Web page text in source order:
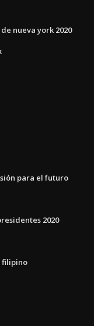
nueva york 2020
para el futuro
2020
filipino